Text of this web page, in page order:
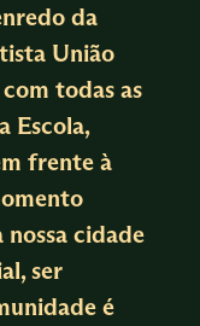
da
União
todas as
Escola,
frente à
nossa cidade
ser
é